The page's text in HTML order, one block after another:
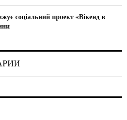
соціальний проект «Вікенд в